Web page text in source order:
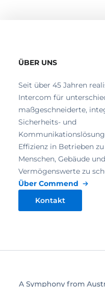
ÜBER UNS
Seit über 45 Jahren
Intercom für
maßgeschneiderte,
Sicherheits- und
Effizienz in Betrieben
Menschen, Gebäude und
Vermögenswerte zu
Über Commend
Kontakt